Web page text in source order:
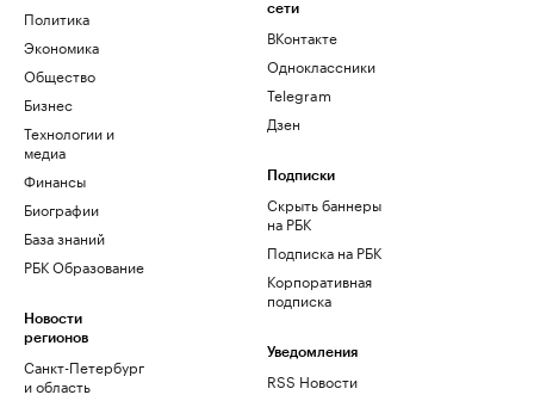
Политика
Экономика
Общество
Бизнес
Технологии и
медиа
Финансы
Биографии
База знаний
РБК Образование
Новости
регионов
Санкт-Петербург
и область
сети
ВКонтакте
Одноклассники
Telegram
Дзен
Подписки
Скрыть баннеры
на РБК
Подписка на РБК
Корпоративная
подписка
Уведомления
RSS Новости